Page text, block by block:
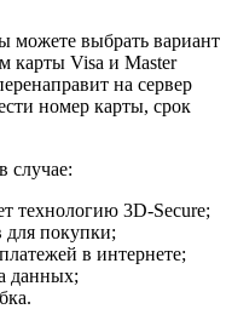
можете выбрать вариант
карты Visa и Master
на сервер
номер карты, срок
случае:
технологию 3D-Secure;
для покупки;
в интернете;
данных;